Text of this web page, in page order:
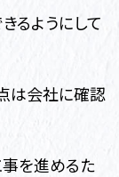
るようにして
は会社に確認
を進めるた